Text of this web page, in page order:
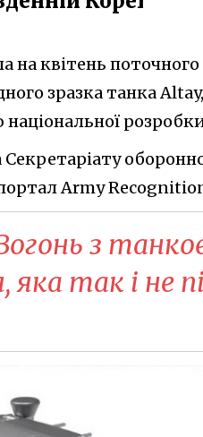
на квітень
зразка танка
Army
з
яка так і не